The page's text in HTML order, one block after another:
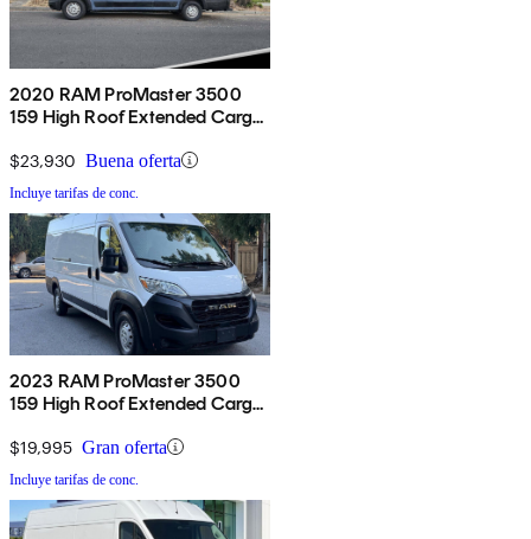
2020 RAM ProMaster 3500
159 High Roof Extended Cargo
$23,930 Buena oferta
Incluye tarifas de conc.
2023 RAM ProMaster 3500
159 High Roof Extended Cargo
$19,995 Gran oferta
Incluye tarifas de conc.